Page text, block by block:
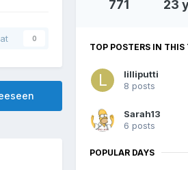
0
771 23
TOP POSTERS IN THIS
lilliputti
8 posts
Sarah13
6 posts
POPULAR DAYS